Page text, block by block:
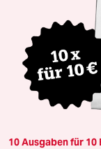
10 Ausgaben für 10